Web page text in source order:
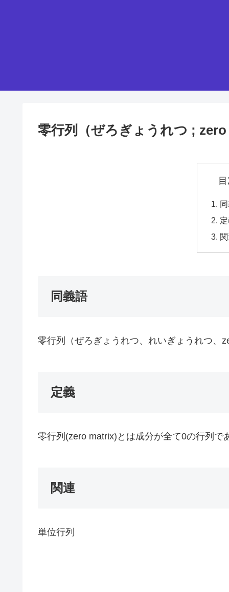
零行列（ぜろぎょうれつ ;
同義語
零行列（ぜろぎょうれつ、れいぎょうれつ、
定義
零行列(zero matrix)とは成分が全て0の行列で
関連
単位行列